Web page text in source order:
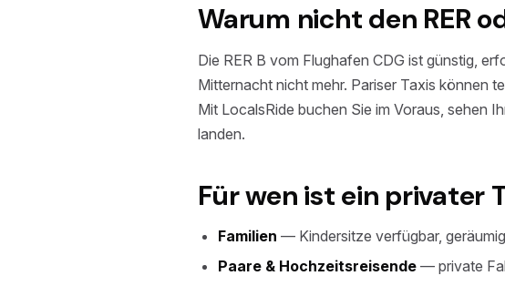
Warum nicht den RER
Die RER B vom Flughafen CDG ist günstig,
Mitternacht nicht mehr. Pariser Taxis können
Mit LocalsRide buchen Sie im Voraus, sehen
landen.
Für wen ist ein privater
Familien — Kindersitze verfügbar,
Paare & Hochzeitsreisende — private